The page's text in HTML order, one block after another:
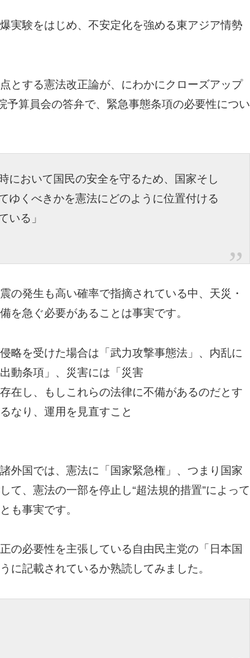
実験をはじめ、 不安定化を強める東アジア情勢
とする憲法改正論が、 にわかにクローズアップ
算員会の答弁で、 緊急事態条項の必要性につい
において国民の安全を守るため、
国家そし
ゆくべきかを憲法にどのように位置付ける
いる」
の発生も高い確率で指摘されている中、天災・
を急ぐ必要があることは事実です。
略を受けた場合は「 武力攻撃事態法」、内乱に
動条項」、災害には「災害
在し、
もしこれらの法律に不備があるのだとす
なり、運用を見直すこと
外国では、憲法に「 国家緊急権」、 つまり国家
て、 憲法の一部を停止し“超法規的措置”によって
も事実です。
の必要性を主張している自由民主党の「日本国
に記載されているか熟読してみました。